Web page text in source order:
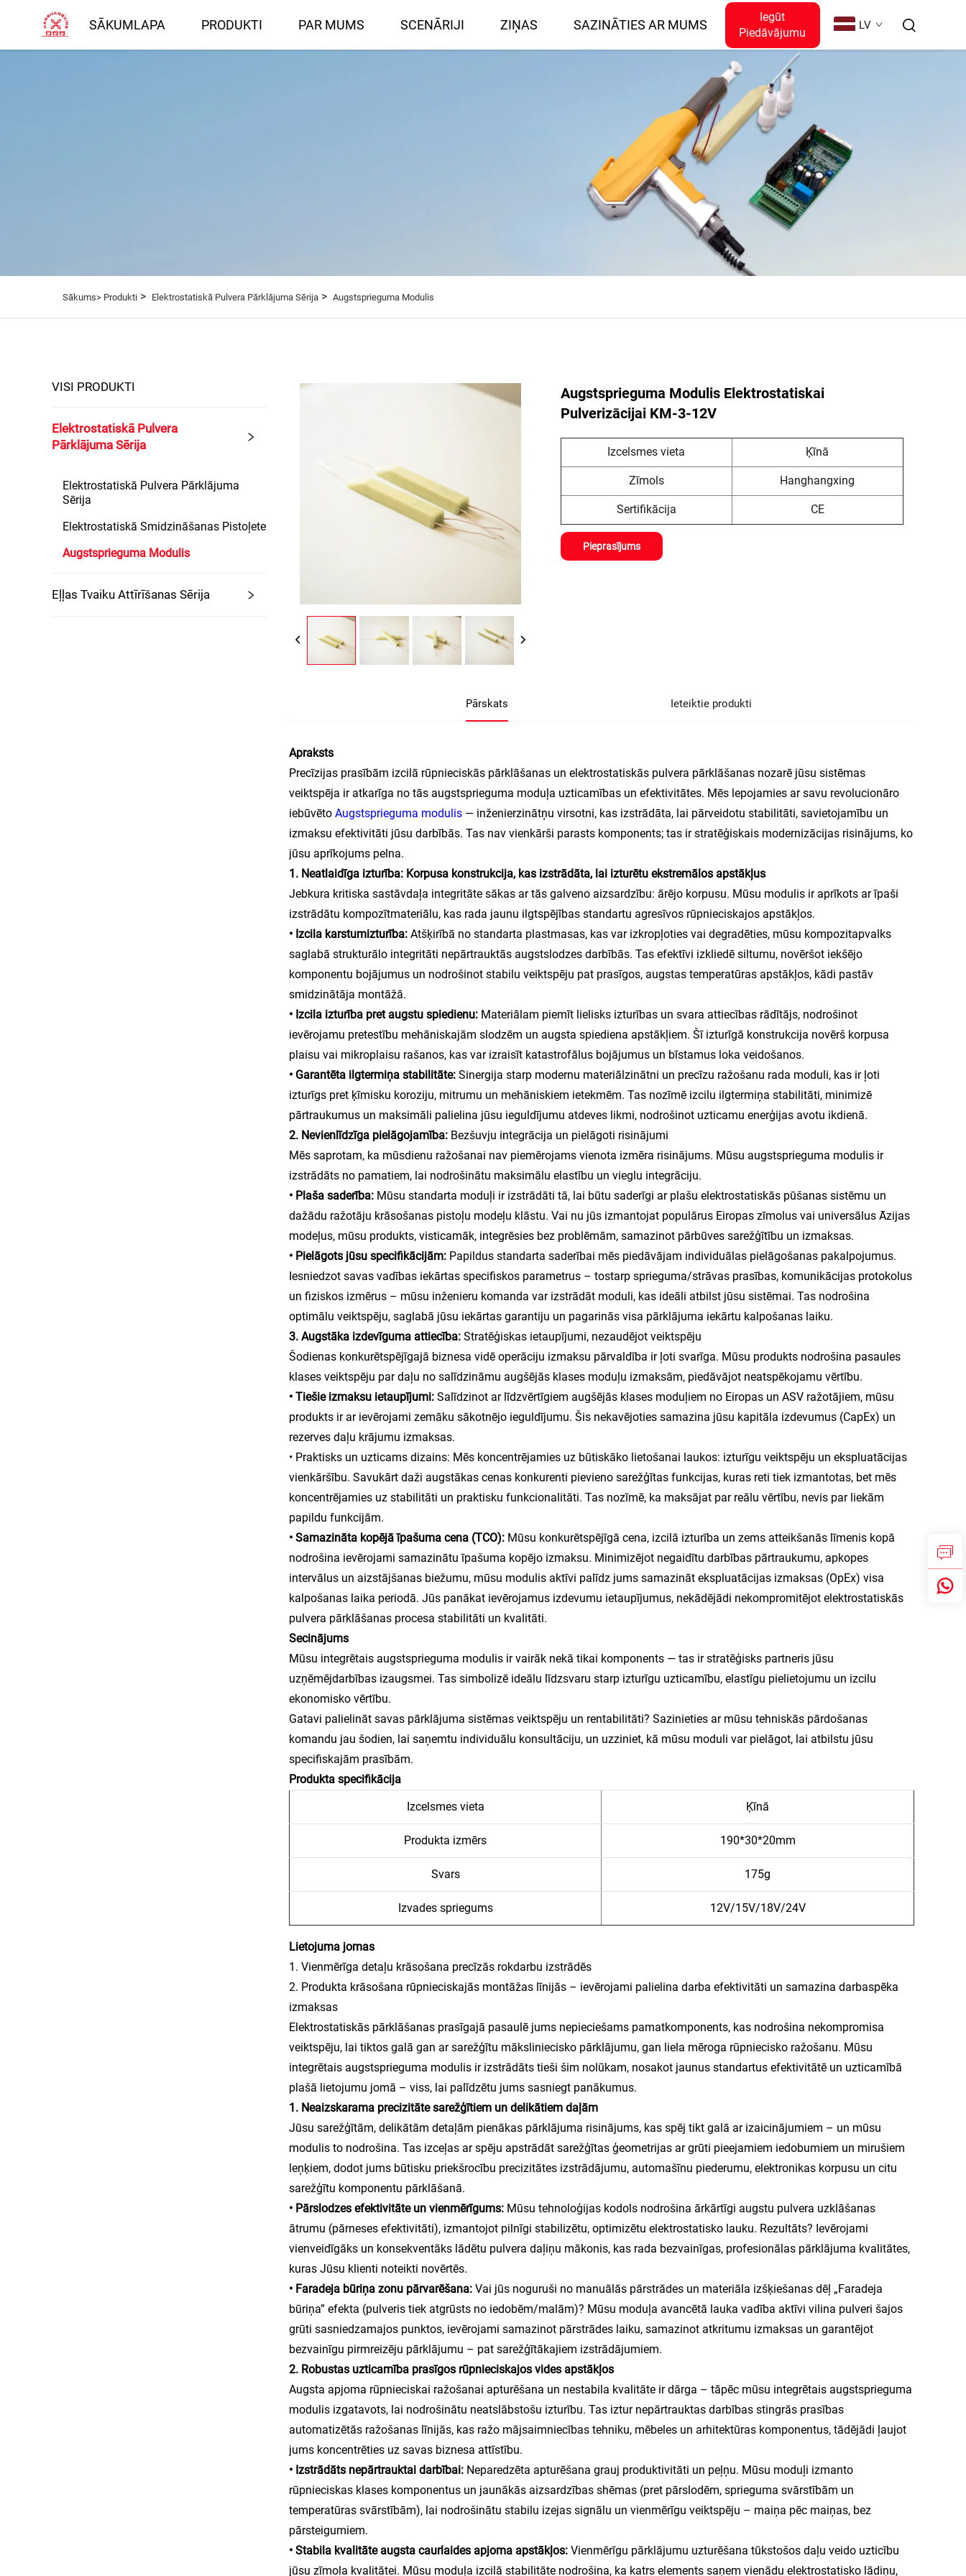
SĀKUMLAPA PRODUKTI PAR MUMS SCENĀRIJI ZIŅAS SAZINĀTIES AR MUMS
Iegūt
Piedāvājumu
LV
Sākums> Produkti > Elektrostatiskā Pulvera Pārklājuma Sērija > Augstsprieguma Modulis
VISI PRODUKTI
Elektrostatiskā Pulvera
Pārklājuma Sērija
Elektrostatiskā Pulvera Pārklājuma
Sērija
Elektrostatiskā Smidzināšanas Pistoļete
Augstsprieguma Modulis
Eļļas Tvaiku Attīrīšanas Sērija
Augstsprieguma Modulis Elektrostatiskai
Pulverizācijai KM-3-12V
Izcelsmes vieta Ķīnā
Zīmols Hanghangxing
Sertifikācija CE
Pieprasījums
Pārskats Ieteiktie produkti
Apraksts
Precīzijas prasībām izcilā rūpnieciskās pārklāšanas un elektrostatiskās pulvera pārklāšanas nozarē jūsu sistēmas
veiktspēja ir atkarīga no tās augstsprieguma moduļa uzticamības un efektivitātes. Mēs lepojamies ar savu revolucionāro
iebūvēto Augstsprieguma modulis — inženierzinātņu virsotni, kas izstrādāta, lai pārveidotu stabilitāti, savietojamību un
izmaksu efektivitāti jūsu darbībās. Tas nav vienkārši parasts komponents; tas ir stratēģiskais modernizācijas risinājums, ko
jūsu aprīkojums pelna.
1. Neatlaidīga izturība: Korpusa konstrukcija, kas izstrādāta, lai izturētu ekstremālos apstākļus
Jebkura kritiska sastāvdaļa integritāte sākas ar tās galveno aizsardzību: ārējo korpusu. Mūsu modulis ir aprīkots ar īpaši
izstrādātu kompozītmateriālu, kas rada jaunu ilgtspējības standartu agresīvos rūpnieciskajos apstākļos.
• Izcila karstumizturība: Atšķirībā no standarta plastmasas, kas var izkropļoties vai degradēties, mūsu kompozitapvalks
saglabā strukturālo integritāti nepārtrauktās augstslodzes darbībās. Tas efektīvi izkliedē siltumu, novēršot iekšējo
komponentu bojājumus un nodrošinot stabilu veiktspēju pat prasīgos, augstas temperatūras apstākļos, kādi pastāv
smidzinātāja montāžā.
• Izcila izturība pret augstu spiedienu: Materiālam piemīt lielisks izturības un svara attiecības rādītājs, nodrošinot
ievērojamu pretestību mehāniskajām slodzēm un augsta spiediena apstākļiem. Šī izturīgā konstrukcija novērš korpusa
plaisu vai mikroplaisu rašanos, kas var izraisīt katastrofālus bojājumus un bīstamus loka veidošanos.
• Garantēta ilgtermiņa stabilitāte: Sinergija starp modernu materiālzinātni un precīzu ražošanu rada moduli, kas ir ļoti
izturīgs pret ķīmisku koroziju, mitrumu un mehāniskiem ietekmēm. Tas nozīmē izcilu ilgtermiņa stabilitāti, minimizē
pārtraukumus un maksimāli palielina jūsu ieguldījumu atdeves likmi, nodrošinot uzticamu enerģijas avotu ikdienā.
2. Nevienlīdzīga pielāgojamība: Bezšuvju integrācija un pielāgoti risinājumi
Mēs saprotam, ka mūsdienu ražošanai nav piemērojams vienota izmēra risinājums. Mūsu augstsprieguma modulis ir
izstrādāts no pamatiem, lai nodrošinātu maksimālu elastību un vieglu integrāciju.
• Plaša saderība: Mūsu standarta moduļi ir izstrādāti tā, lai būtu saderīgi ar plašu elektrostatiskās pūšanas sistēmu un
dažādu ražotāju krāsošanas pistoļu modeļu klāstu. Vai nu jūs izmantojat populārus Eiropas zīmolus vai universālus Āzijas
modeļus, mūsu produkts, visticamāk, integrēsies bez problēmām, samazinot pārbūves sarežģītību un izmaksas.
• Pielāgots jūsu specifikācijām: Papildus standarta saderībai mēs piedāvājam individuālas pielāgošanas pakalpojumus.
Iesniedzot savas vadības iekārtas specifiskos parametrus – tostarp sprieguma/strāvas prasības, komunikācijas protokolus
un fiziskos izmērus – mūsu inženieru komanda var izstrādāt moduli, kas ideāli atbilst jūsu sistēmai. Tas nodrošina
optimālu veiktspēju, saglabā jūsu iekārtas garantiju un pagarinās visa pārklājuma iekārtu kalpošanas laiku.
3. Augstāka izdevīguma attiecība: Stratēģiskas ietaupījumi, nezaudējot veiktspēju
Šodienas konkurētspējīgajā biznesa vidē operāciju izmaksu pārvaldība ir ļoti svarīga. Mūsu produkts nodrošina pasaules
klases veiktspēju par daļu no salīdzināmu augšējās klases moduļu izmaksām, piedāvājot neatspēkojamu vērtību.
• Tiešie izmaksu ietaupījumi: Salīdzinot ar līdzvērtīgiem augšējās klases moduļiem no Eiropas un ASV ražotājiem, mūsu
produkts ir ar ievērojami zemāku sākotnējo ieguldījumu. Šis nekavējoties samazina jūsu kapitāla izdevumus (CapEx) un
rezerves daļu krājumu izmaksas.
• Praktisks un uzticams dizains: Mēs koncentrējamies uz būtiskāko lietošanai laukos: izturīgu veiktspēju un ekspluatācijas
vienkāršību. Savukārt daži augstākas cenas konkurenti pievieno sarežģītas funkcijas, kuras reti tiek izmantotas, bet mēs
koncentrējamies uz stabilitāti un praktisku funkcionalitāti. Tas nozīmē, ka maksājat par reālu vērtību, nevis par liekām
papildu funkcijām.
• Samazināta kopējā īpašuma cena (TCO): Mūsu konkurētspējīgā cena, izcilā izturība un zems atteikšanās līmenis kopā
nodrošina ievērojami samazinātu īpašuma kopējo izmaksu. Minimizējot negaidītu darbības pārtraukumu, apkopes
intervālus un aizstājšanas biežumu, mūsu modulis aktīvi palīdz jums samazināt ekspluatācijas izmaksas (OpEx) visa
kalpošanas laika periodā. Jūs panākat ievērojamus izdevumu ietaupījumus, nekādējādi nekompromitējot elektrostatiskās
pulvera pārklāšanas procesa stabilitāti un kvalitāti.
Secinājums
Mūsu integrētais augstsprieguma modulis ir vairāk nekā tikai komponents — tas ir stratēģisks partneris jūsu
uzņēmējdarbības izaugsmei. Tas simbolizē ideālu līdzsvaru starp izturīgu uzticamību, elastīgu pielietojumu un izcilu
ekonomisko vērtību.
Gatavi palielināt savas pārklājuma sistēmas veiktspēju un rentabilitāti? Sazinieties ar mūsu tehniskās pārdošanas
komandu jau šodien, lai saņemtu individuālu konsultāciju, un uzziniet, kā mūsu moduli var pielāgot, lai atbilstu jūsu
specifiskajām prasībām.
Produkta specifikācija
Izcelsmes vieta
Ķīnā
Produkta izmērs 190*30*20mm
Svars 175g
Izvades spriegums 12V/15V/18V/24V
Lietojuma jomas
1. Vienmērīga detaļu krāsošana precīzās rokdarbu izstrādēs
2. Produkta krāsošana rūpnieciskajās montāžas līnijās – ievērojami palielina darba efektivitāti un samazina darbaspēka
izmaksas
Elektrostatiskās pārklāšanas prasīgajā pasaulē jums nepieciešams pamatkomponents, kas nodrošina nekompromisa
veiktspēju, lai tiktos galā gan ar sarežģītu māksliniecisko pārklājumu, gan liela mēroga rūpniecisko ražošanu. Mūsu
integrētais augstsprieguma modulis ir izstrādāts tieši šim nolūkam, nosakot jaunus standartus efektivitātē un uzticamībā
plašā lietojumu jomā – viss, lai palīdzētu jums sasniegt panākumus.
1. Neaizskarama precizitāte sarežģītiem un delikātiem daļām
Jūsu sarežģītām, delikātām detaļām pienākas pārklājuma risinājums, kas spēj tikt galā ar izaicinājumiem – un mūsu
modulis to nodrošina. Tas izceļas ar spēju apstrādāt sarežģītas ģeometrijas ar grūti pieejamiem iedobumiem un mirušiem
leņķiem, dodot jums būtisku priekšrocību precizitātes izstrādājumu, automašīnu piederumu, elektronikas korpusu un citu
sarežģītu komponentu pārklāšanā.
• Pārslodzes efektivitāte un vienmērīgums: Mūsu tehnoloģijas kodols nodrošina ārkārtīgi augstu pulvera uzklāšanas
ātrumu (pārneses efektivitāti), izmantojot pilnīgi stabilizētu, optimizētu elektrostatisko lauku. Rezultāts? Ievērojami
vienveidīgāks un konsekventāks lādētu pulvera daļiņu mākonis, kas rada bezvainīgas, profesionālas pārklājuma kvalitātes,
kuras Jūsu klienti noteikti novērtēs.
• Faradeja būriņa zonu pārvarēšana: Vai jūs noguruši no manuālās pārstrādes un materiāla izšķiešanas dēļ „Faradeja
būriņa” efekta (pulveris tiek atgrūsts no iedobēm/malām)? Mūsu moduļa avancētā lauka vadība aktīvi vilina pulveri šajos
grūti sasniedzamajos punktos, ievērojami samazinot pārstrādes laiku, samazinot atkritumu izmaksas un garantējot
bezvainīgu pirmreizēju pārklājumu – pat sarežģītākajiem izstrādājumiem.
2. Robustas uzticamība prasīgos rūpnieciskajos vides apstākļos
Augsta apjoma rūpnieciskai ražošanai apturēšana un nestabila kvalitāte ir dārga – tāpēc mūsu integrētais augstsprieguma
modulis izgatavots, lai nodrošinātu neatslābstošu izturību. Tas iztur nepārtrauktas darbības stingrās prasības
automatizētās ražošanas līnijās, kas ražo mājsaimniecības tehniku, mēbeles un arhitektūras komponentus, tādējādi ļaujot
jums koncentrēties uz savas biznesa attīstību.
• Izstrādāts nepārtrauktai darbībai: Neparedzēta apturēšana grauj produktivitāti un peļņu. Mūsu moduļi izmanto
rūpnieciskas klases komponentus un jaunākās aizsardzības shēmas (pret pārslodēm, sprieguma svārstībām un
temperatūras svārstībām), lai nodrošinātu stabilu izejas signālu un vienmērīgu veiktspēju – maiņa pēc maiņas, bez
pārsteigumiem.
• Stabila kvalitāte augsta caurlaides apjoma apstākļos: Vienmērīgu pārklājumu uzturēšana tūkstošos daļu veido uzticību
jūsu zīmola kvalitātei. Mūsu moduļa izcilā stabilitāte nodrošina, ka katrs elements saņem vienādu elektrostatisko lādiņu,